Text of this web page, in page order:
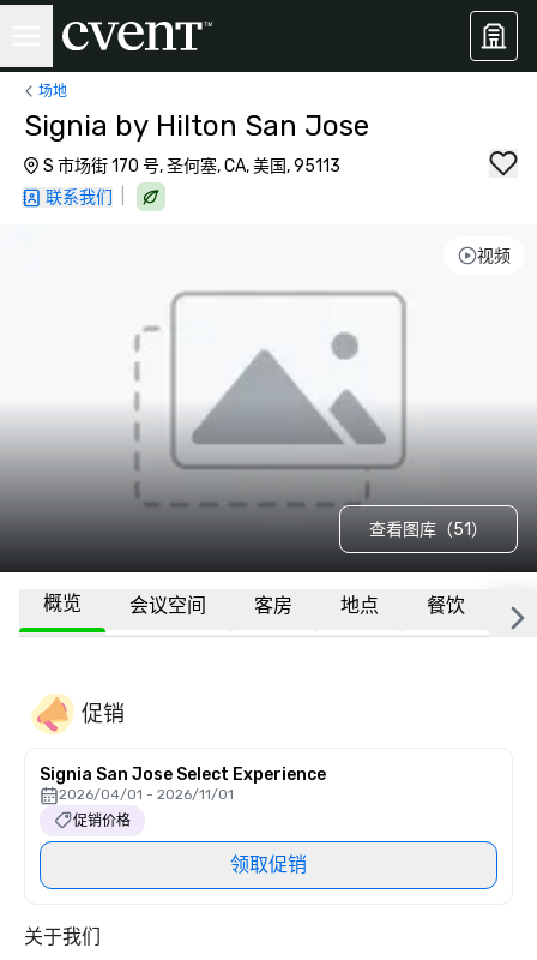
场地
Signia by Hilton San Jose
S 市场街 170 号, 圣何塞, CA, 美国, 95113
联系我们
视频
查看图库（51）
概览 会议空间 客房 地点 餐饮 更
促销
Signia San Jose Select Experience
2026/04/01 - 2026/11/01
促销价格
领取促销
关于我们